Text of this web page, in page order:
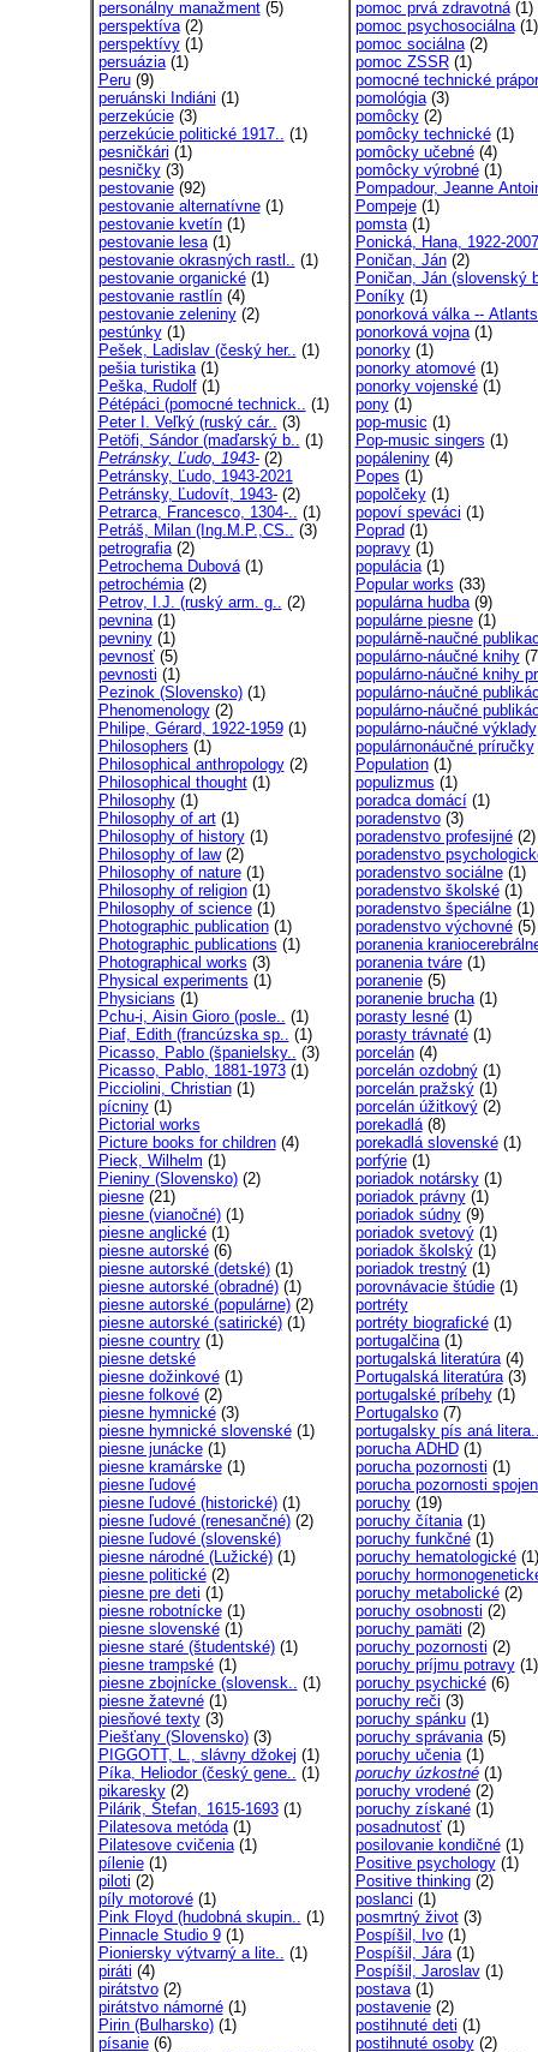
personálny manažment(5)
perspektíva(2)
perspektívy(1)
persuázia(1)
Peru(9)
peruánski Indiáni (1)
perzekúcie(3)
perzekúcie politické 1917.. (1)
pesničkári (1)
pesničky(3)
pestovanie(92)
pestovanie alternatívne(1)
pestovanie kvetín(1)
pestovanie lesa(1)
pestovanie okrasných rastl.. (1)
pestovanie organické(1)
pestovanie rastlín(4)
pestovanie zeleniny(2)
pestúnky(1)
Pešek, Ladislav (český her.. (1)
pešia turistika(1)
Peška, Rudolf(1)
Pétépáci (pomocné technick.. (1)
Peter I. Veľký (ruský cár.. (3)
Petöfi, Sándor (maďarský b.. (1)
Petránsky, Ľudo, 1943-(2)
Petránsky, Ľudo, 1943-2021
Petránsky, Ľudovít, 1943-(2)
Petrarca, Francesco, 1304-.. (1)
Petráš, Milan (Ing.M.P.,CS.. (3)
petrografia(2)
Petrochema Dubová(1)
petrochémia(2)
Petrov, I.J. (ruský arm. g.. (2)
pevnina(1)
pevniny(1)
pevnosť(5)
pevnosti (1)
Pezinok (Slovensko)(1)
Phenomenology(2)
Philipe, Gérard, 1922-1959(1)
Philosophers (1)
Philosophical anthropology(2)
Philosophical thought(1)
Philosophy(1)
Philosophy of art(1)
Philosophy of history(1)
Philosophy of law(2)
Philosophy of nature(1)
Philosophy of religion(1)
Philosophy of science(1)
Photographic publication(1)
Photographic publications (1)
Photographical works (3)
Physical experiments (1)
Physicians (1)
Pchu-i, Aisin Gioro (posle.. (1)
Piaf, Edith (francúzska sp.. (1)
Picasso, Pablo (španielsky.. (3)
Picasso, Pablo, 1881-1973(1)
Picciolini, Christian(1)
pícniny(1)
Pictorial works
Picture books for children(4)
Pieck, Wilhelm (1)
Pieniny (Slovensko)(2)
piesne(21)
piesne (vianočné)(1)
piesne anglické(1)
piesne autorské(6)
piesne autorské (detské)(1)
piesne autorské (obradné)(1)
piesne autorské (populárne)(2)
piesne autorské (satirické)(1)
piesne country(1)
piesne detské
piesne dožinkové(1)
piesne folkové(2)
piesne hymnické(3)
piesne hymnické slovenské(1)
piesne junácke(1)
piesne kramárske(1)
piesne ľudové
piesne ľudové (historické)(1)
piesne ľudové (renesančné)(2)
piesne ľudové (slovenské)
piesne národné (Lužické)(1)
piesne politické(2)
piesne pre deti (1)
piesne robotnícke(1)
piesne slovenské(1)
piesne staré (študentské)(1)
piesne trampské(1)
piesne zbojnícke (slovensk.. (1)
piesne žatevné(1)
piesňové texty(3)
Piešťany (Slovensko)(3)
PIGGOTT, L., slávny džokej (1)
Píka, Heliodor (český gene.. (1)
pikaresky(2)
Pilárik, Štefan, 1615-1693(1)
Pilatesova metóda(1)
Pilatesove cvičenia(1)
pílenie(1)
piloti (2)
píly motorové(1)
Pink Floyd (hudobná skupin.. (1)
Pinnacle Studio 9(1)
Pioniersky výtvarný a lite.. (1)
piráti (4)
pirátstvo(2)
pirátstvo námorné(1)
Pirin (Bulharsko)(1)
písanie(6)
pomoc prvá zdravotná(1)
pomoc psychosociálna(1)
pomoc sociálna(2)
pomoc ZSSR(1)
pomocné technické
pomológia(3)
pomôcky(2)
pomôcky technické(1)
pomôcky učebné(4)
pomôcky výrobné(1)
Pompadour, Jeanne
Pompeje(1)
pomsta(1)
Ponická, Hana, 1922-2007
Poničan, Ján(2)
Poničan, Ján (slovenský
Poníky(1)
ponorková válka --
ponorková vojna(1)
ponorky(1)
ponorky atomové(1)
ponorky vojenské(1)
pony(1)
pop-music (1)
Pop-music singers (1)
popáleniny(4)
Popes (1)
popolčeky(1)
popoví speváci (1)
Poprad (1)
popravy(1)
populácia(1)
Popular works (33)
populárna hudba(9)
populárne piesne(1)
populárně-naučné
populárno-náučné knihy
populárno-náučné knihy
populárno-náučné
populárno-náučné
populárno-náučné výklady
populárnonáučné príručky
Population(1)
populizmus (1)
poradca domácí(1)
poradenstvo(3)
poradenstvo profesijné(2)
poradenstvo
poradenstvo sociálne(1)
poradenstvo školské(1)
poradenstvo špeciálne(1)
poradenstvo výchovné(5)
poranenia
poranenia tváre(1)
poranenie(5)
poranenie brucha(1)
porasty lesné(1)
porasty trávnaté(1)
porcelán(4)
porcelán ozdobný(1)
porcelán pražský(1)
porcelán úžitkový(2)
porekadlá(8)
porekadlá slovenské(1)
porfýrie(1)
poriadok notársky(1)
poriadok právny(1)
poriadok súdny(9)
poriadok svetový(1)
poriadok školský(1)
poriadok trestný(1)
porovnávacie štúdie(1)
portréty
portréty biografické(1)
portugalčina(1)
portugalská literatúra(4)
Portugalská literatúra(3)
portugalské príbehy(1)
Portugalsko(7)
portugalsky pís aná
porucha ADHD(1)
porucha pozornosti (1)
porucha pozornosti
poruchy(19)
poruchy čítania(1)
poruchy funkčné(1)
poruchy hematologické(1)
poruchy
poruchy metabolické(2)
poruchy osobnosti (2)
poruchy pamäti (2)
poruchy pozornosti (2)
poruchy príjmu potravy(1)
poruchy psychické(6)
poruchy reči (3)
poruchy spánku(1)
poruchy správania(5)
poruchy učenia(1)
poruchy úzkostné(1)
poruchy vrodené(2)
poruchy získané(1)
posadnutosť(1)
posilovanie kondičné(1)
Positive psychology(1)
Positive thinking(2)
poslanci (1)
posmrtný život(3)
Pospíšil, Ivo(1)
Pospíšil, Jára(1)
Pospíšil, Jaroslav(1)
postava(1)
postavenie(2)
postihnuté deti (1)
postihnuté osoby(2)